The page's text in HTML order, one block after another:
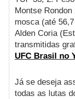
Montse
mosca (até
Alden Coria
transmitidas
UFC Brasil no
Já se deseja
todas as lutas